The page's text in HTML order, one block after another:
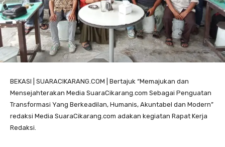
BEKASI | SUARACIKARANG.COM | Bertajuk “Memajukan dan
Mensejahterakan Media SuaraCikarang.com Sebagai Penguatan
Transformasi Yang Berkeadilan, Humanis, Akuntabel dan Modern”
redaksi Media SuaraCikarang.com adakan kegiatan Rapat Kerja
Redaksi.